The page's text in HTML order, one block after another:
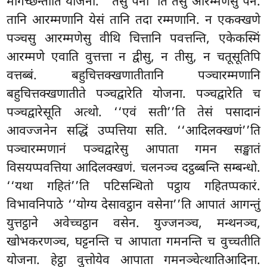
तानि आरम्मणानि येसं तानि तदा रम्मणानि. न एकक्खणे
पञ्चसु आरम्मणेसु वीथि चित्तानि पवत्तन्ति, एकेकस्मिं
आरम्मणे एवाति वुत्तत्ता न द्वीसु, न तीसु, न चतूसूतिपि
वत्तब्बं. बहुचित्तक्खणातीतानि पञ्चारम्मणानि
बहुचित्तक्खणातीते पञ्चद्वारेति योजना. पञ्चद्वारेति च
पञ्चद्वारेसूति अत्थो. ‘‘एवं सती’’ति तेसं पसादानं
आवज्जनेन सद्धिं उप्पत्तिया सति. ‘‘आदिलक्खणं’’ति
पञ्चारम्मणानं पञ्चद्वारेसु आपाता गमन सङ्खातं
विसयप्पवत्तिया आदिलक्खणं. चलनञ्च दट्ठब्बन्ति सम्बन्धो.
‘‘यथा गहितं’’ति पटिसन्धितो पट्ठाय गहितप्पकारं.
विभावनिपाठे ‘‘योग्य देसावट्ठान वसेना’’ति आपातं आगन्तुं
युत्तट्ठाने अवेच्चट्ठान वसेन. युज्जनञ्च, मन्थनञ्च,
खोभकरणञ्च, घट्टनन्ति च आपाता गमनन्ति च वुच्चतीति
योजना. हेट्ठा वुत्तोयेव आपाता गमनञ्चेत्थातिआदिना.